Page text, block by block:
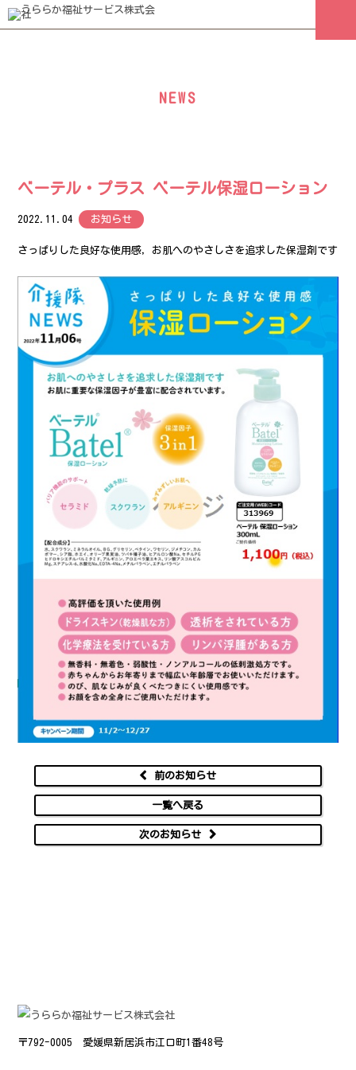
NEWS
ベーテル・プラス ベーテル保湿ローション
2022.11.04 お知らせ
さっぱりした良好な使用感，お肌へのやさしさを追求した保湿剤です
前のお知らせ
一覧へ戻る
次のお知らせ
〒792-0005 愛媛県新居浜市江口町1番48号